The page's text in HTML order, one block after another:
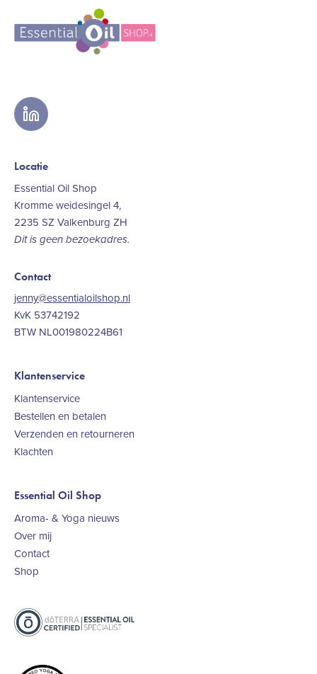
linkedin
Locatie
Essential Oil Shop
Kromme weidesingel 4,
2235 SZ Valkenburg ZH
Dit is geen bezoekadres.
Contact
jenny@essentialoilshop.nl
KvK 53742192
BTW NL001980224B61
Klantenservice
Klantenservice
Bestellen en betalen
Verzenden en retourneren
Klachten
Essential Oil Shop
Aroma- & Yoga nieuws
Over mij
Contact
Shop